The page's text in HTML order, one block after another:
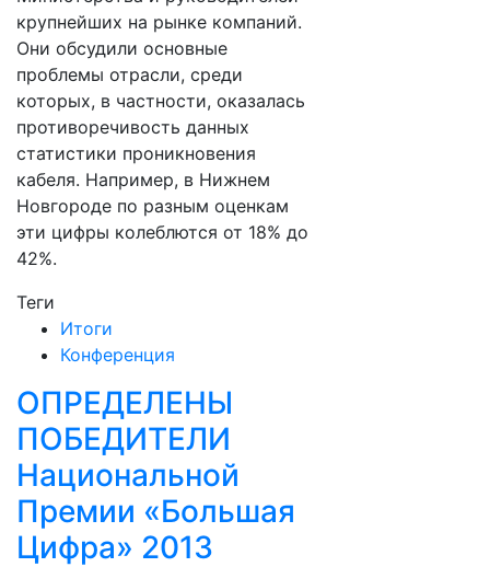
крупнейших на рынке компаний.
Они обсудили основные
проблемы отрасли, среди
которых, в частности, оказалась
противоречивость данных
статистики проникновения
кабеля. Например, в Нижнем
Новгороде по разным оценкам
эти цифры колеблются от 18% до
42%.
Теги
Итоги
Конференция
ОПРЕДЕЛЕНЫ
ПОБЕДИТЕЛИ
Национальной
Премии «Большая
Цифра» 2013